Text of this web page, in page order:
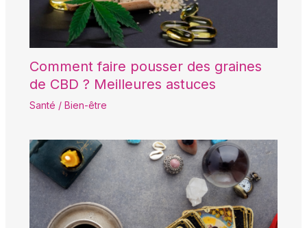
Comment faire pousser des graines
de CBD ? Meilleures astuces
Santé / Bien-être